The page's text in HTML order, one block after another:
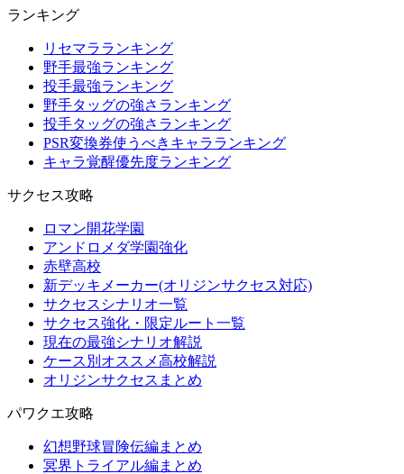
ランキング
リセマラランキング
野手最強ランキング
投手最強ランキング
野手タッグの強さランキング
投手タッグの強さランキング
PSR変換券使うべきキャラランキング
キャラ覚醒優先度ランキング
サクセス攻略
ロマン開花学園
アンドロメダ学園強化
赤壁高校
新デッキメーカー(オリジンサクセス対応)
サクセスシナリオ一覧
サクセス強化・限定ルート一覧
現在の最強シナリオ解説
ケース別オススメ高校解説
オリジンサクセスまとめ
パワクエ攻略
幻想野球冒険伝編まとめ
冥界トライアル編まとめ